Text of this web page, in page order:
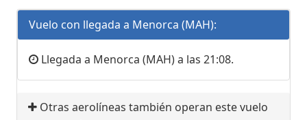
Vuelo con llegada a Menorca (MAH):
Llegada a Menorca (MAH) a las 21:08.
Otras aerolíneas también operan este vuelo